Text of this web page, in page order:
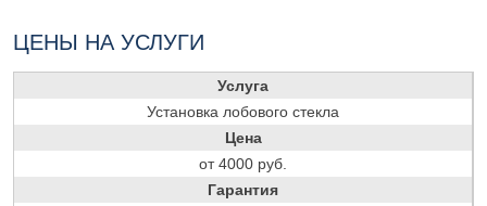
ЦЕНЫ НА УСЛУГИ
Услуга
Установка лобового стекла
Цена
от 4000 руб.
Гарантия